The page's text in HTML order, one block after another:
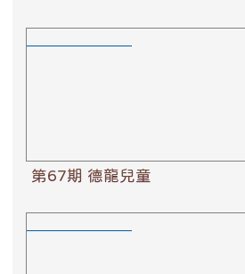
第67期 德龍兒童